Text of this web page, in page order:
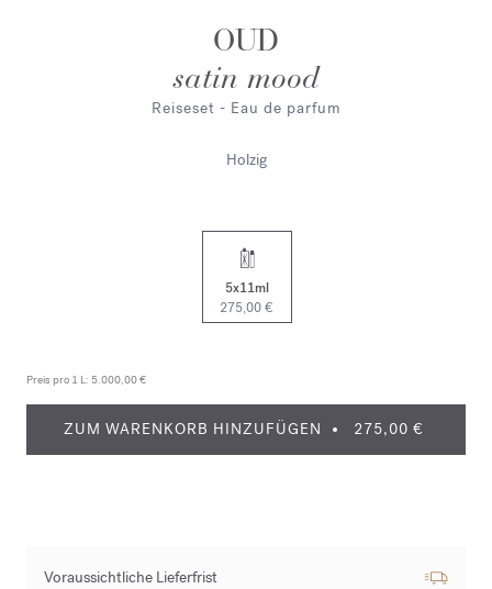
OUD
satin mood
Reiseset - Eau de parfum
Holzig
5x11ml
275,00 €
Preis pro 1 L: 5.000,00 €
ZUM WARENKORB HINZUFÜGEN 275,00 €
Voraussichtliche Lieferfrist